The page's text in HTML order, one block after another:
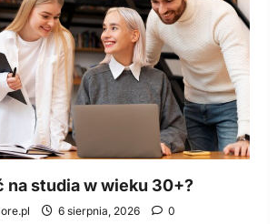
na studia w wieku 30+?
6 sierpnia, 2026 0